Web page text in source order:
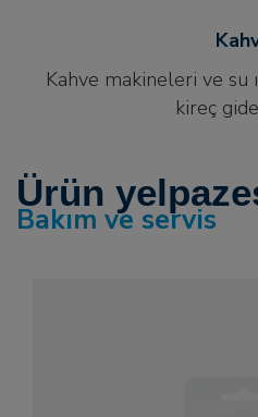
Kahve makineleri ve su
kireç
Ürün
Bakım ve servis